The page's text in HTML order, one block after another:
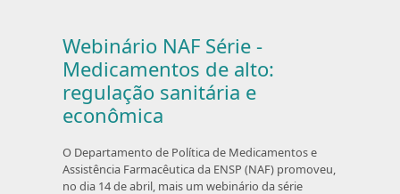
Webinário NAF Série -
Medicamentos de alto:
regulação sanitária e
econômica
O Departamento de Política de Medicamentos e
Assistência Farmacêutica da ENSP (NAF) promoveu,
no dia 14 de abril, mais um webinário da série